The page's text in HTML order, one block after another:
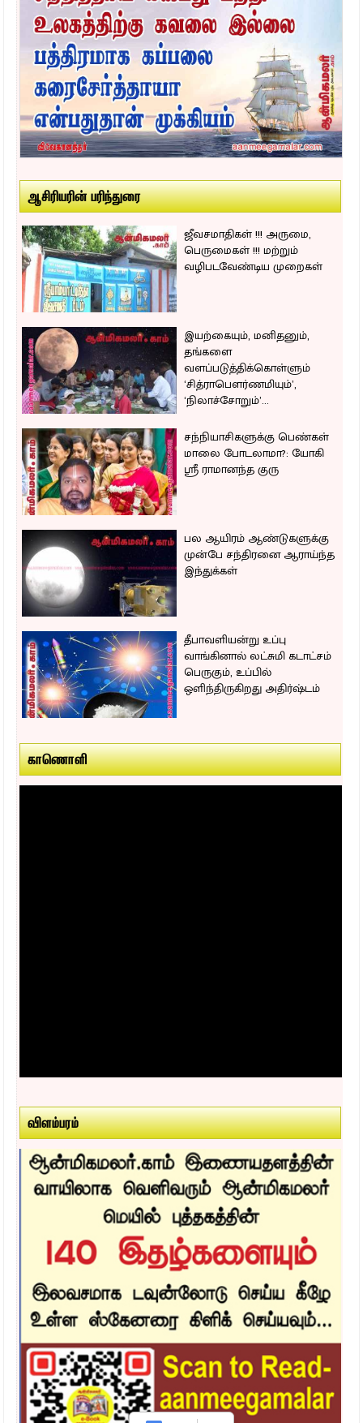
ஆசிரியரின் பரிந்துரை
ஜீவசமாதிகள் !!! அருமை,
பெருமைகள் !!! மற்றும்
வழிபடவேண்டிய முறைகள்
இயற்கையும், மனிதனும்,
தங்களை
வளப்படுத்திக்கொள்ளும்
‘சித்ராபௌர்ணமியும்’,
‘நிலாச்சோறும்’...
சந்நியாசிகளுக்கு பெண்கள்
மாலை போடலாமா?: யோகி
ஸ்ரீ ராமானந்த குரு
பல ஆயிரம் ஆண்டுகளுக்கு
முன்பே சந்திரனை ஆராய்ந்த
இந்துக்கள்
தீபாவளியன்று உப்பு
வாங்கினால் லட்சுமி கடாட்சம்
பெருகும், உப்பில்
ஒளிந்திருகிறது அதிர்ஷ்டம்
காணொளி
விளம்பரம்